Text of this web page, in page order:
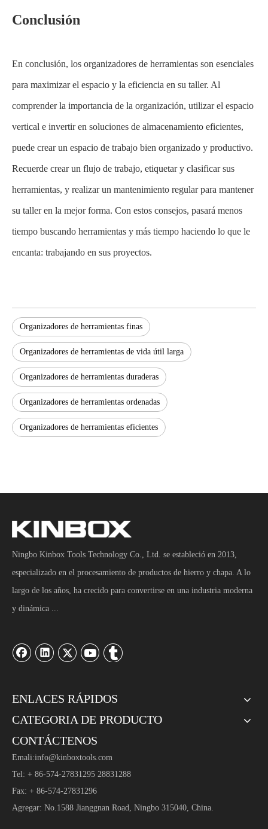
Conclusión
En conclusión, los organizadores de herramientas son esenciales
para maximizar el espacio y la eficiencia en su taller. Al
comprender la importancia de la organización, utilizar el espacio
vertical e invertir en soluciones de almacenamiento eficientes,
puede crear un espacio de trabajo bien organizado y productivo.
Recuerde crear un flujo de trabajo, etiquetar y clasificar sus
herramientas, y realizar un mantenimiento regular para mantener
su taller en la mejor forma. Con estos consejos, pasará menos
tiempo buscando herramientas y más tiempo haciendo lo que le
encanta: trabajando en sus proyectos.
Organizadores de herramientas finas
Organizadores de herramientas de vida útil larga
Organizadores de herramientas duraderas
Organizadores de herramientas ordenadas
Organizadores de herramientas eficientes
Ningbo Kinbox Tools Technology Co., Ltd. se estableció en 2013,
especializado en el procesamiento de productos de hierro y chapa. A lo
largo de los años, ha crecido para convertirse en una industria moderna
y dinámica ...
ENLACES RÁPIDOS
CATEGORIA DE PRODUCTO
CONTÁCTENOS
Emali:info@kinboxtools.com
Tel: + 86-574-27831295 28831288
Fax: + 86-574-27831296
Agregar: No.1588 Jianggnan Road, Ningbo 315040, China.